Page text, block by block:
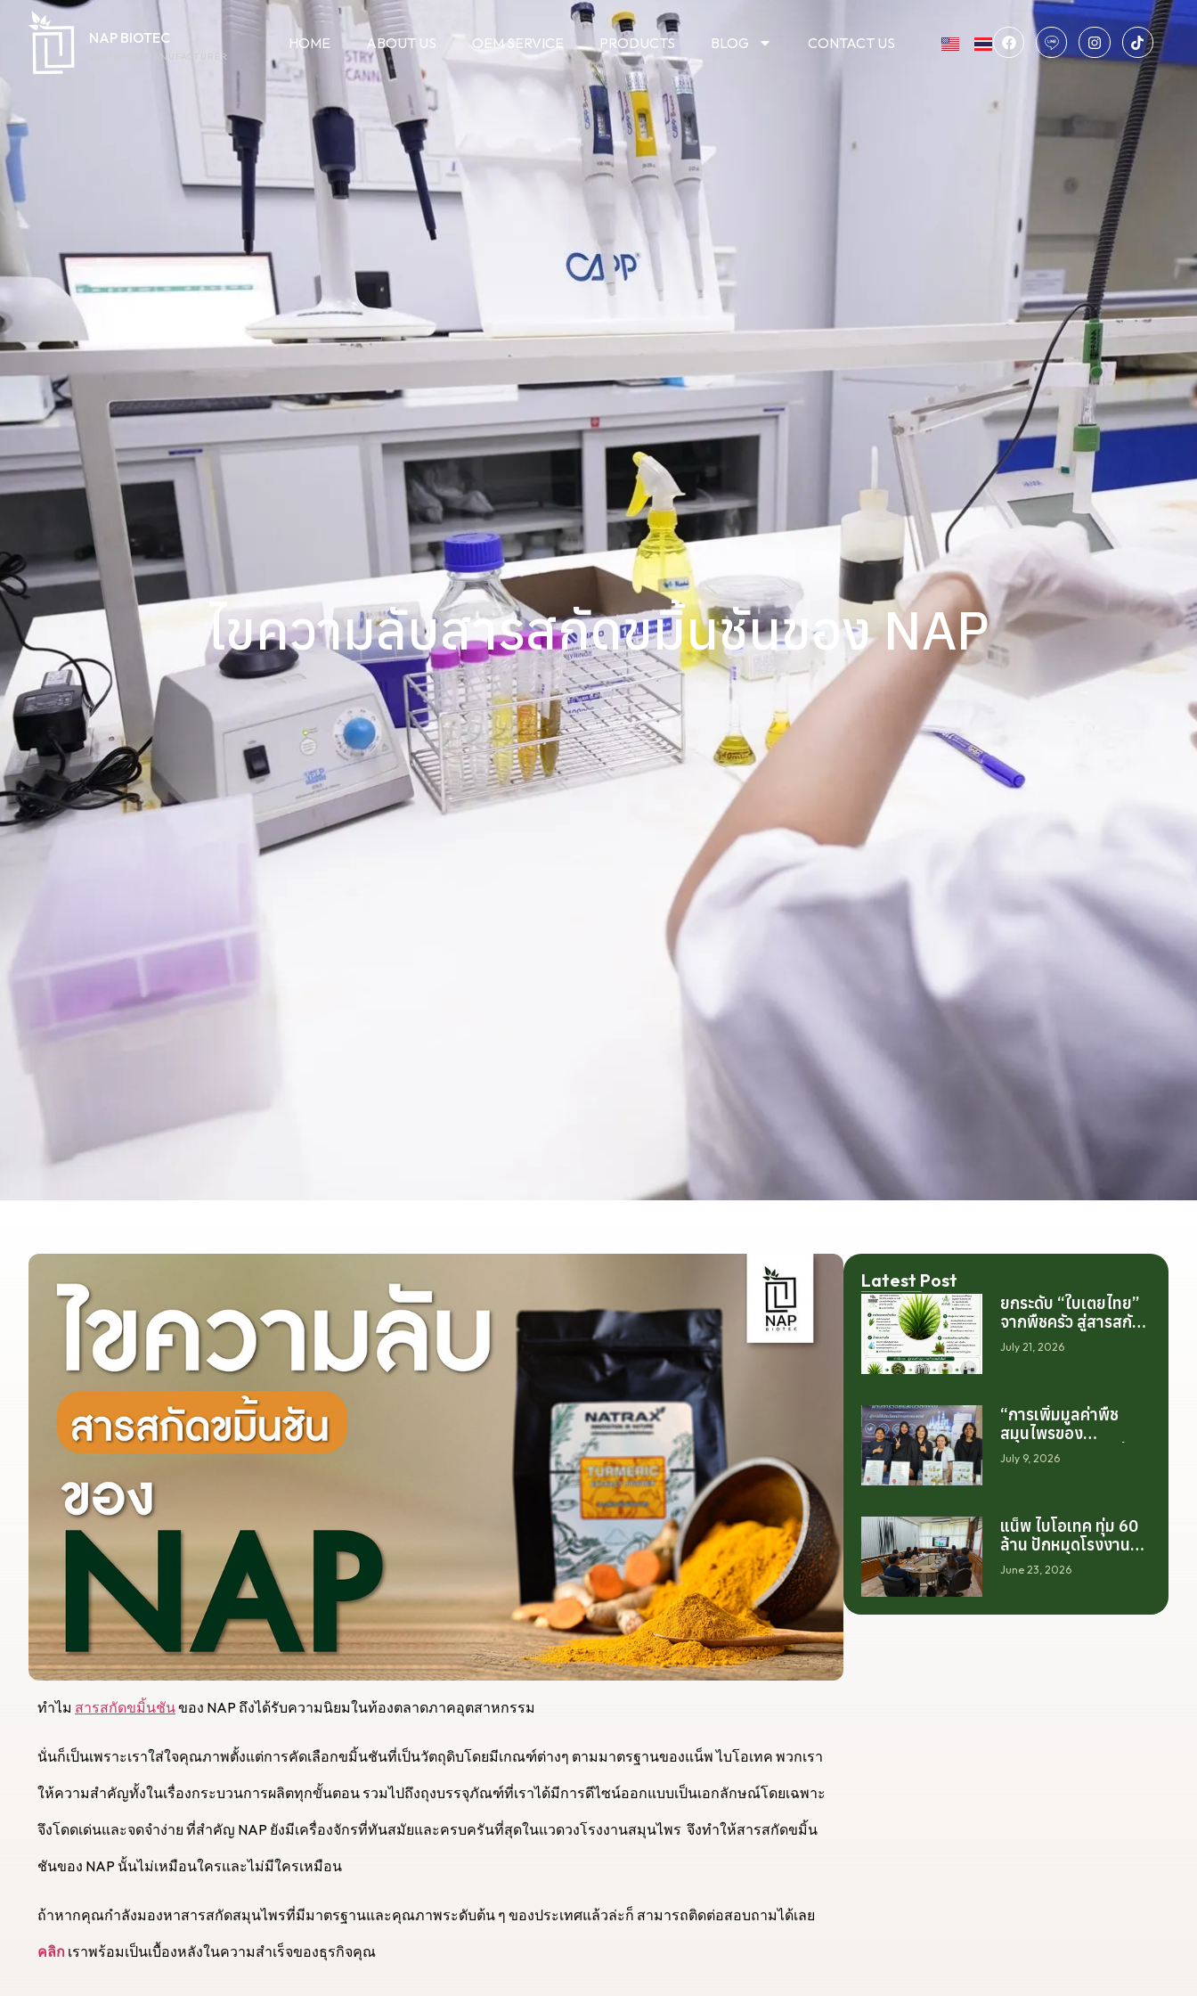
NAP BIOTEC
CERTIFIED MANUFACTURER
HOME ABOUT US OEM SERVICE PRODUCTS BLOG CONTACT US
ไขความลับสารสกัดขมิ้นชันของ NAP
ทำไม สารสกัดขมิ้นชันของ NAP ถึงได้รับความนิยมในท้องตลาดภาคอุตสาหกรรม
นั่นก็เป็นเพราะเราใส่ใจคุณภาพตั้งแต่การคัดเลือกขมิ้นชันที่เป็นวัตถุดิบโดยมีเกณฑ์ต่างๆ ตามมาตรฐานของแน็พ ไบโอเทค พวกเรา
ให้ความสำคัญทั้งในเรื่องกระบวนการผลิตทุกขั้นตอน รวมไปถึงถุงบรรจุภัณฑ์ที่เราได้มีการดีไซน์ออกแบบเป็นเอกลักษณ์โดยเฉพาะ
จึงโดดเด่นและจดจำง่าย ที่สำคัญ NAP ยังมีเครื่องจักรที่ทันสมัยและครบครันที่สุดในแวดวงโรงงานสมุนไพร จึงทำให้สารสกัดขมิ้น
ชันของ NAP นั้นไม่เหมือนใครและไม่มีใครเหมือน
ถ้าหากคุณกำลังมองหาสารสกัดสมุนไพรที่มีมาตรฐานและคุณภาพระดับต้น ๆ ของประเทศแล้วล่ะก็ สามารถติดต่อสอบถามได้เลย
คลิก เราพร้อมเป็นเบื้องหลังในความสำเร็จของธุรกิจคุณ
Latest Post
ยกระดับ “ใบเตยไทย”
จากพืชครัว สู่สารสกัด
มูลค่าสูงระดับโลก
July 21, 2026
“การเพิ่มมูลค่าพืช
สมุนไพรของ
ประเทศไทย ไม่ได้เริ่ม
ต้นจากการสร้าง
การสร้างระบบความ
ร่วมมือระหว่างนักวิจัย
มหาวิทยาลัย ภาค
งานวิจัยสามารถต่อย
July 9, 2026
แน็พ ไบโอเทค ทุ่ม 60
ล้าน ปักหมุดโรงงาน
นครศรีฯ จับมือ
มทร.ศรีวิชัย ยกระดับ
ละ 17.5 ตัน
June 23, 2026